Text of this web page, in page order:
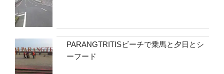
PARANGTRITISビーチで乗馬と夕日とシ
ーフード